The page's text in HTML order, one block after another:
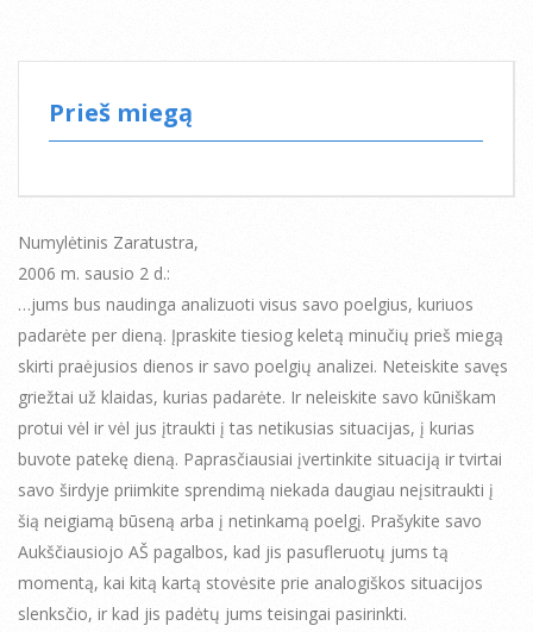
Prieš miegą
Numylėtinis Zaratustra,
2006 m. sausio 2 d.:
…jums bus naudinga analizuoti visus savo poelgius, kuriuos
padarėte per dieną. Įpraskite tiesiog keletą minučių prieš miegą
skirti praėjusios dienos ir savo poelgių analizei. Neteiskite savęs
griežtai už klaidas, kurias padarėte. Ir neleiskite savo kūniškam
protui vėl ir vėl jus įtraukti į tas netikusias situacijas, į kurias
buvote patekę dieną. Paprasčiausiai įvertinkite situaciją ir tvirtai
savo širdyje priimkite sprendimą niekada daugiau neįsitraukti į
šią neigiamą būseną arba į netinkamą poelgį. Prašykite savo
Aukščiausiojo AŠ pagalbos, kad jis pasufleruotų jums tą
momentą, kai kitą kartą stovėsite prie analogiškos situacijos
slenksčio, ir kad jis padėtų jums teisingai pasirinkti.